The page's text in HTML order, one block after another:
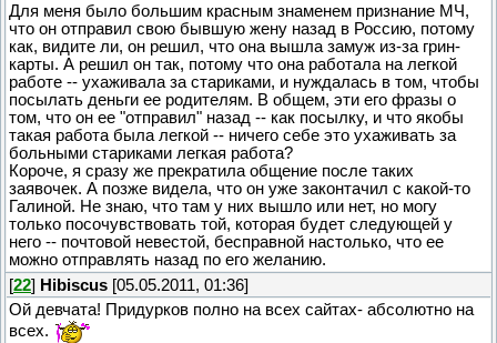
Для меня было большим красным знаменем признание МЧ,
что он отправил свою бывшую жену назад в Россию, потому
как, видите ли, он решил, что она вышла замуж из-за грин-
карты. А решил он так, потому что она работала на легкой
работе -- ухаживала за стариками, и нуждалась в том, чтобы
посылать деньги ее родителям. В общем, эти его фразы о
том, что он ее "отправил" назад -- как посылку, и что якобы
такая работа была легкой -- ничего себе это ухаживать за
больными стариками легкая работа?
Короче, я сразу же прекратила общение после таких
заявочек. А позже видела, что он уже законтачил с какой-то
Галиной. Не знаю, что там у них вышло или нет, но могу
только посочувствовать той, которая будет следующей у
него -- почтовой невестой, бесправной настолько, что ее
можно отправлять назад по его желанию.
[22] Hibiscus [05.05.2011, 01:36]
Ой девчата! Придурков полно на всех сайтах- абсолютно на
всех.